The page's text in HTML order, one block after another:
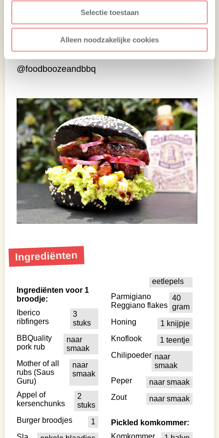
Selectie toestaan
Alleen noodzakelijke cookies
Enhancer van Raijmakers heetmakers.
Geniet van jouw ribfinger sandwich, eet
smakelijk!
@foodboozeandbbq
Ingrediënten
Ingrediënten voor 1
broodje:
Iberico
ribfingers
3
stuks
BBQuality
pork rub
naar
smaak
Mother of all
rubs (Saus
Guru)
naar
smaak
Appel of
kersenchunks
2
stuks
Burger broodjes
1
eetlepels
Parmigiano
Reggiano flakes
40
gram
Honing
1 knijpje
Knoflook
1 teentje
Chilipoeder naar
smaak
Peper
naar smaak
Zout
naar smaak
Pickled komkommer:
Komkommer